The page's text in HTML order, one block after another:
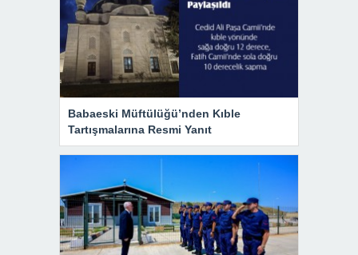
Babaeski Müftülüğü’nden Kıble
Tartışmalarına Resmi Yanıt